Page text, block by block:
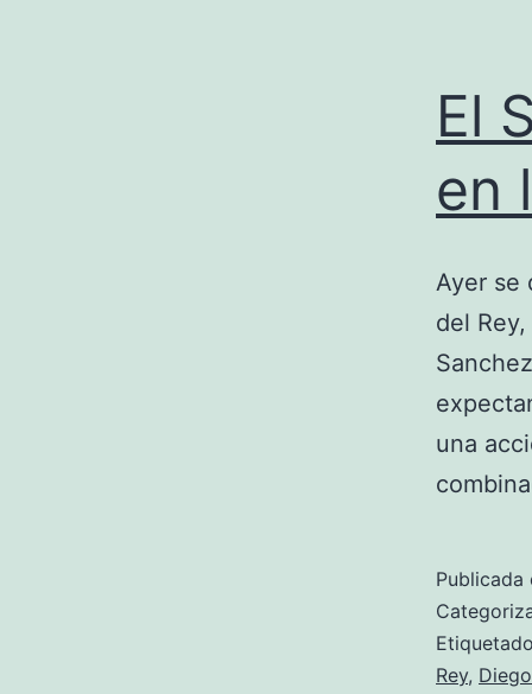
El
en
Ayer se
del
una
Publicada
Rey,